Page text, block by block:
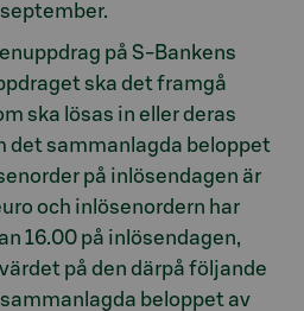
på S-Bankens
ska det framgå
ska lösas in eller deras
det sammanlagda beloppet
på inlösendagen är
och inlösenordern har
16.00 på inlösendagen,
på den därpå följande
beloppet av